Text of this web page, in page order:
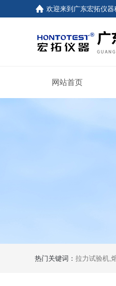
欢迎来到 广东宏拓仪
网站首页
热门关键词： 拉力试验机,熔体流